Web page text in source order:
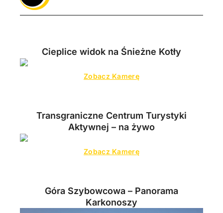
Cieplice widok na Śnieżne Kotły
Zobacz Kamerę
Transgraniczne Centrum Turystyki
Aktywnej – na żywo
Zobacz Kamerę
Góra Szybowcowa – Panorama
Karkonoszy